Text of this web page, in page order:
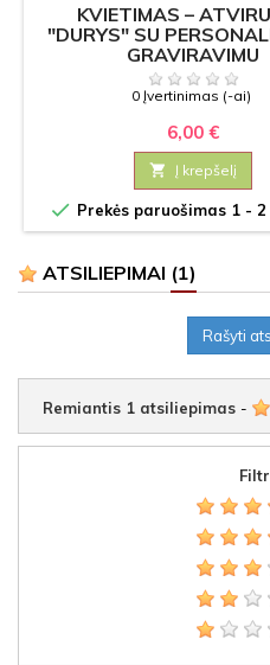
KVIETIMAS –
"DURYS" SU
GRAVIRAVIMU
0 Įvertinimas (-ai)
6,00 €
 Į krepšelį
 Prekės paruošimas 1 - 2
ATSILIEPIMAI (1)
Rašyti
Remiantis 1 atsiliepimas -